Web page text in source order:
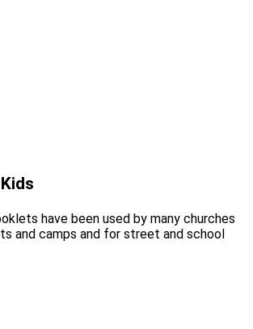
have been used by many churches
and camps and for street and school